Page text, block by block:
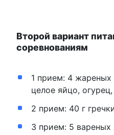
Второй вариант
соревнованиям
1 прием: 4 жареных
целое яйцо,
2 прием: 40 г
3 прием: 5 вареных